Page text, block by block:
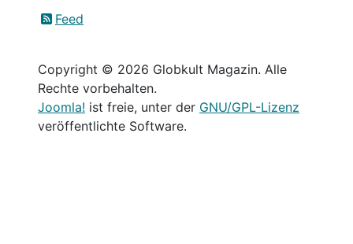
Feed
Copyright © 2026 Globkult Magazin. Alle
Rechte vorbehalten.
Joomla! ist freie, unter der GNU/GPL-Lizenz
veröffentlichte Software.